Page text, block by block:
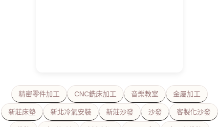
精密零件加工 CNC銑床加工 音樂教室 金屬加工
新莊床墊 新北冷氣安裝 新莊沙發 沙發 客製化沙發